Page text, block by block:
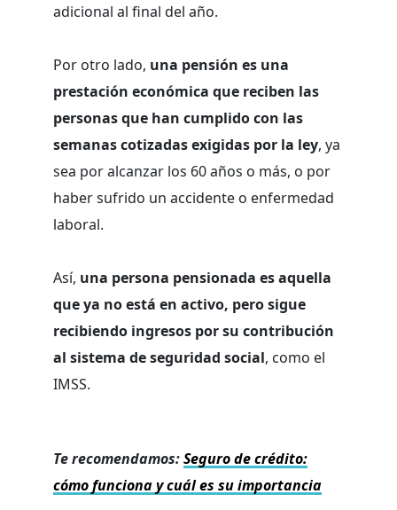
adicional al final del año.
Por otro lado, una pensión es una
prestación económica que reciben las
personas que han cumplido con las
semanas cotizadas exigidas por la ley, ya
sea por alcanzar los 60 años o más, o por
haber sufrido un accidente o enfermedad
laboral.
Así, una persona pensionada es aquella
que ya no está en activo, pero sigue
recibiendo ingresos por su contribución
al sistema de seguridad social, como el
IMSS.
Te recomendamos:Seguro de crédito:
cómo funciona y cuál es su importancia